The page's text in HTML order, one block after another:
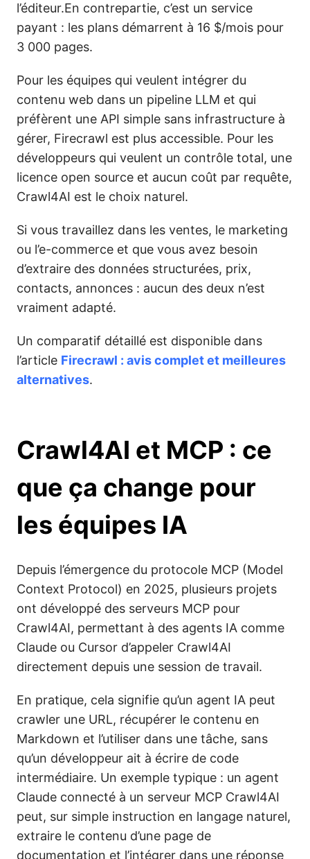
l’éditeur.En contrepartie, c’est un service
payant : les plans démarrent à 16 $/mois pour
3 000 pages.
Pour les équipes qui veulent intégrer du
contenu web dans un pipeline LLM et qui
préfèrent une API simple sans infrastructure à
gérer, Firecrawl est plus accessible. Pour les
développeurs qui veulent un contrôle total, une
licence open source et aucun coût par requête,
Crawl4AI est le choix naturel.
Si vous travaillez dans les ventes, le marketing
ou l’e-commerce et que vous avez besoin
d’extraire des données structurées, prix,
contacts, annonces : aucun des deux n’est
vraiment adapté.
Un comparatif détaillé est disponible dans
l’article Firecrawl : avis complet et meilleures
alternatives.
Crawl4AI et MCP : ce
que ça change pour
les équipes IA
Depuis l’émergence du protocole MCP (Model
Context Protocol) en 2025, plusieurs projets
ont développé des serveurs MCP pour
Crawl4AI, permettant à des agents IA comme
Claude ou Cursor d’appeler Crawl4AI
directement depuis une session de travail.
En pratique, cela signifie qu’un agent IA peut
crawler une URL, récupérer le contenu en
Markdown et l’utiliser dans une tâche, sans
qu’un développeur ait à écrire de code
intermédiaire. Un exemple typique : un agent
Claude connecté à un serveur MCP Crawl4AI
peut, sur simple instruction en langage naturel,
extraire le contenu d’une page de
documentation et l’intégrer dans une réponse